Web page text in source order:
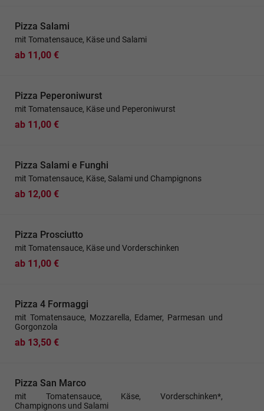
Pizza Salami
mit Tomatensauce, Käse und Salami
ab 11,00 €
Pizza Peperoniwurst
mit Tomatensauce, Käse und Peperoniwurst
ab 11,00 €
Pizza Salami e Funghi
mit Tomatensauce, Käse, Salami und Champignons
ab 12,00 €
Pizza Prosciutto
mit Tomatensauce, Käse und Vorderschinken
ab 11,00 €
Pizza 4 Formaggi
mit Tomatensauce, Mozzarella, Edamer, Parmesan und
Gorgonzola
ab 13,50 €
Pizza San Marco
mit Tomatensauce, Käse, Vorderschinken*,
Champignons und Salami